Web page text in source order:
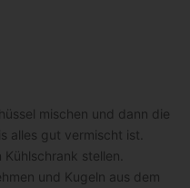
mischen und dann die
alles gut vermischt ist.
stellen.
und Kugeln aus dem